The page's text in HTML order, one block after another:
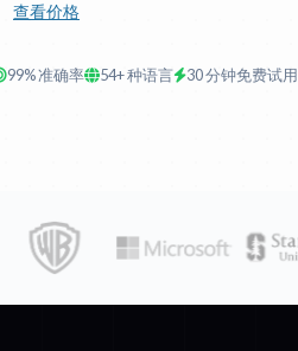
查看价格
99% 准确率 54+ 种语言 30 分钟免费试用